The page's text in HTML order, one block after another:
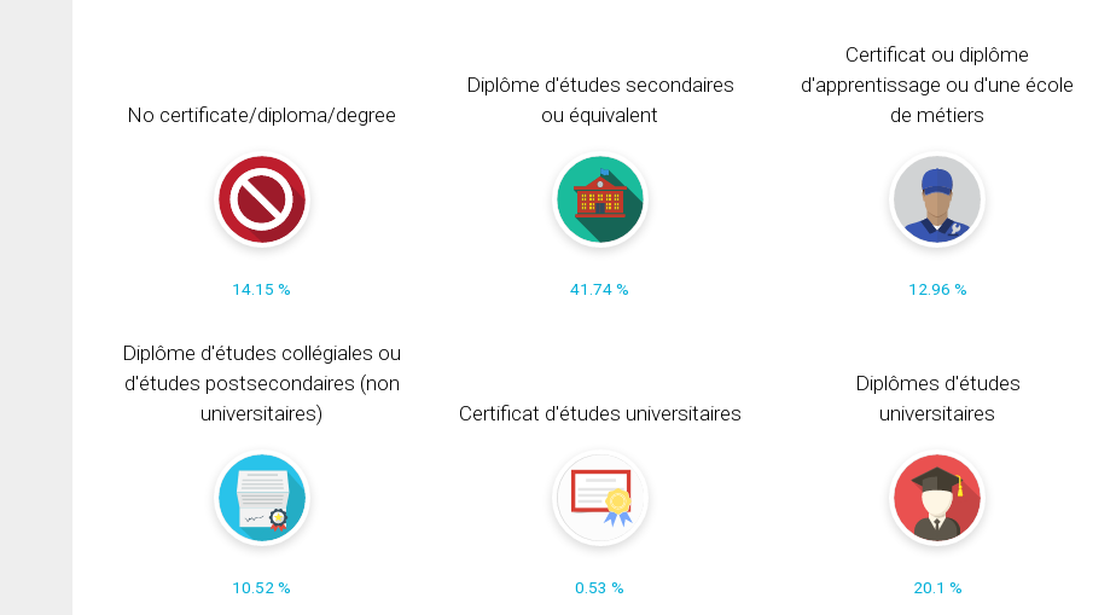
No certificate/diploma/degree
14.15 %
Diplôme d'études secondaires
ou équivalent
41.74 %
Certificat ou diplôme
d'apprentissage ou d'une école
de métiers
12.96 %
Diplôme d'études collégiales ou
d'études postsecondaires (non
universitaires)
10.52 %
Certificat d'études universitaires
0.53 %
Diplômes d'études
universitaires
20.1 %